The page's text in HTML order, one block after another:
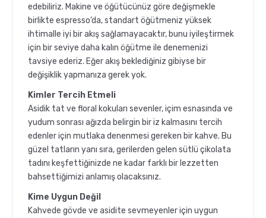
edebiliriz. Makine ve öğütücünüz göre değişmekle
birlikte espresso’da, standart öğütmeniz yüksek
ihtimalle iyi bir akış sağlamayacaktır, bunu iyileştirmek
için bir seviye daha kalın öğütme ile denemenizi
tavsiye ederiz. Eğer akış beklediğiniz gibiyse bir
değişiklik yapmanıza gerek yok.
Kimler Tercih Etmeli
Asidik tat ve floral kokuları sevenler, içim esnasında ve
yudum sonrası ağızda belirgin bir iz kalmasını tercih
edenler için mutlaka denenmesi gereken bir kahve. Bu
güzel tatların yanı sıra, gerilerden gelen sütlü çikolata
tadını keşfettiğinizde ne kadar farklı bir lezzetten
bahsettiğimizi anlamış olacaksınız.
Kime Uygun Değil
Kahvede gövde ve asidite sevmeyenler için uygun